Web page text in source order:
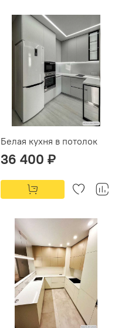
Белая кухня в потолок
36 400 ₽